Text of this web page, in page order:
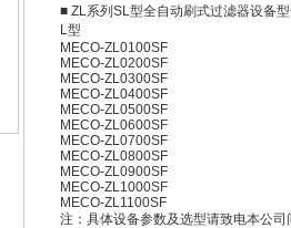
■ ZL系列SL型全自动刷式过滤器设备
L型
MECO-ZL0100SF
MECO-ZL0200SF
MECO-ZL0300SF
MECO-ZL0400SF
MECO-ZL0500SF
MECO-ZL0600SF
MECO-ZL0700SF
MECO-ZL0800SF
MECO-ZL0900SF
MECO-ZL1000SF
MECO-ZL1100SF
注：具体设备参数及选型请致电本公司